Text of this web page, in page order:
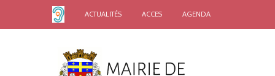
ACTUALITÉS ACCES AGENDA